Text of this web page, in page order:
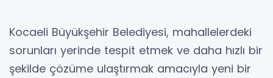
Kocaeli Büyükşehir Belediyesi, mahallelerdeki
sorunları yerinde tespit etmek ve daha hızlı bir
şekilde çözüme ulaştırmak amacıyla yeni bir